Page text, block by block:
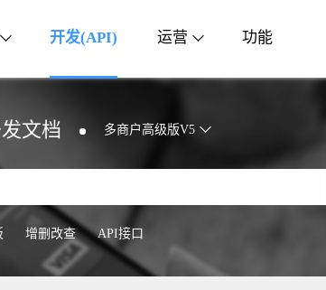
开发(API) 运营 功能
文档 多商户高级版V5
增删改查 API接口